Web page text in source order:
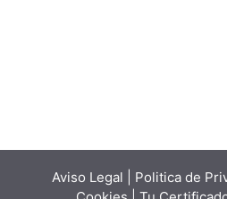
Aviso Legal Politica de